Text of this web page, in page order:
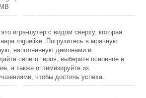
игра-шутер с видом сверху, которая
roguelike. Погрузитесь в мрачную
наполненную демонами и
своего героя, выберите основное и
а также оптимизируйте их
чтобы достичь успеха.